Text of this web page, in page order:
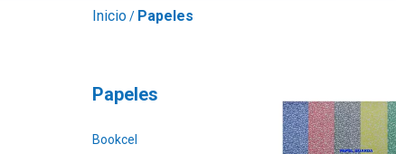
Inicio/ Papeles
Papeles
Bookcel